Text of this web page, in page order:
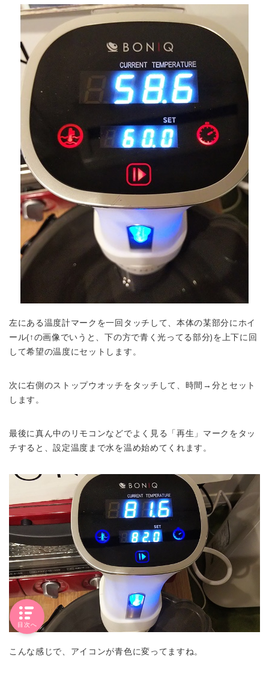
左にある温度計マークを一回タッチして、本体の某部分にホイ
ール(↑の画像でいうと、下の方で青く光ってる部分)を上下に回
して希望の温度にセットします。
次に右側のストップウオッチをタッチして、時間→分とセット
します。
最後に真ん中のリモコンなどでよく見る「再生」マークをタッ
チすると、設定温度まで水を温め始めてくれます。
こんな感じで、アイコンが青色に変ってますね。
目次へ